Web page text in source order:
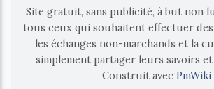
Site gratuit, sans publicité, à but non
tous ceux qui souhaitent effectuer
les échanges non-marchands et la
simplement partager leurs savoirs
Construit avec PmWiki